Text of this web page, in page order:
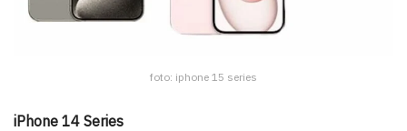
foto: iphone 15 series
iPhone 14 Series